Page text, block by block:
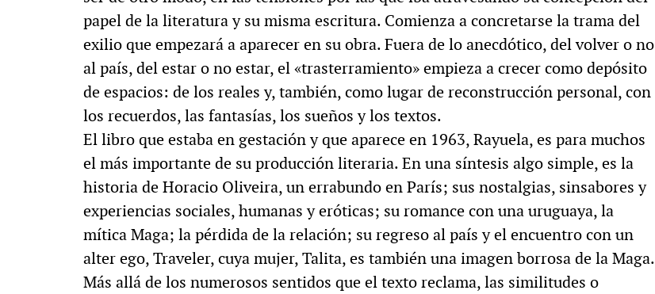
papel de la literatura y su misma escritura. Comienza a concretarse la trama del
exilio que empezará a aparecer en su obra. Fuera de lo anecdótico, del volver o no
al país, del estar o no estar, el «trasterramiento» empieza a crecer como depósito
de espacios: de los reales y, también, como lugar de reconstrucción personal, con
los recuerdos, las fantasías, los sueños y los textos.
El libro que estaba en gestación y que aparece en 1963, Rayuela, es para muchos
el más importante de su producción literaria. En una síntesis algo simple, es la
historia de Horacio Oliveira, un errabundo en París; sus nostalgias, sinsabores y
experiencias sociales, humanas y eróticas; su romance con una uruguaya, la
mítica Maga; la pérdida de la relación; su regreso al país y el encuentro con un
alter ego, Traveler, cuya mujer, Talita, es también una imagen borrosa de la Maga.
Más allá de los numerosos sentidos que el texto reclama, las similitudes o